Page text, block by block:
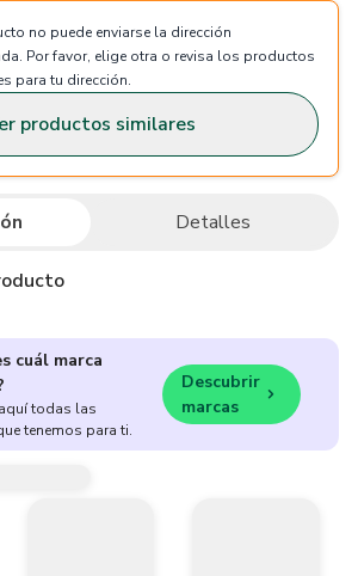
no puede enviarse la dirección
Por favor, elige otra o revisa los productos
para tu dirección.
productos similares
Detalles
cuál marca
todas las
tenemos para ti.
Descubrir
marcas